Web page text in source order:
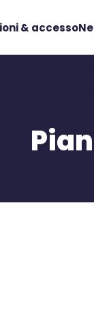
& accesso